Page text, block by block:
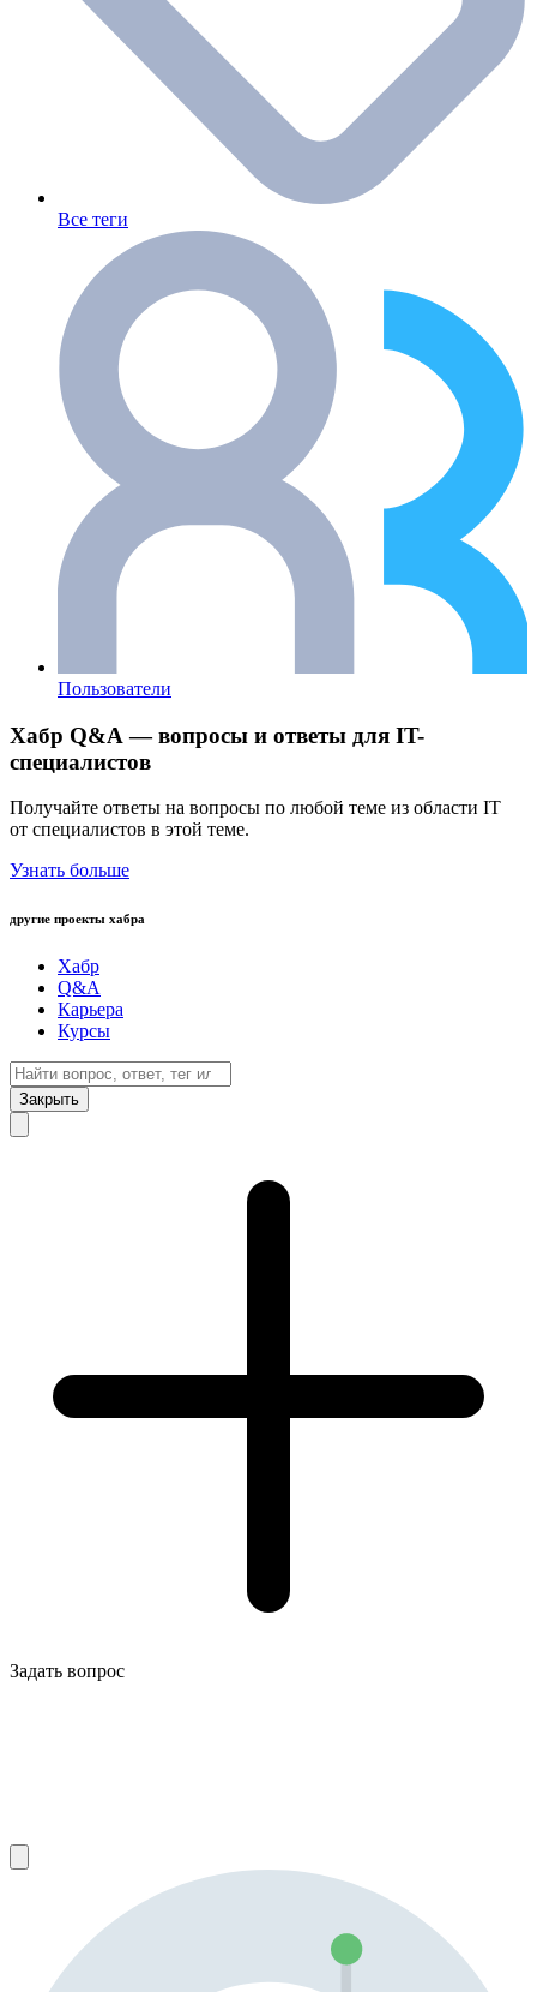
Все теги
Пользователи
Хабр Q&A — вопросы и ответы для IT-
специалистов
Получайте ответы на вопросы по любой теме из области IT
от специалистов в этой теме.
Узнать больше
другие проекты хабра
Хабр
Q&A
Карьера
Курсы
Закрыть
Задать вопрос